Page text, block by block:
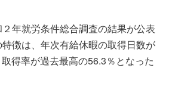
年就労条件総合調査の結果が公表
徴は、年次有給休暇の取得日数が
得率が過去最高の56.3％となった